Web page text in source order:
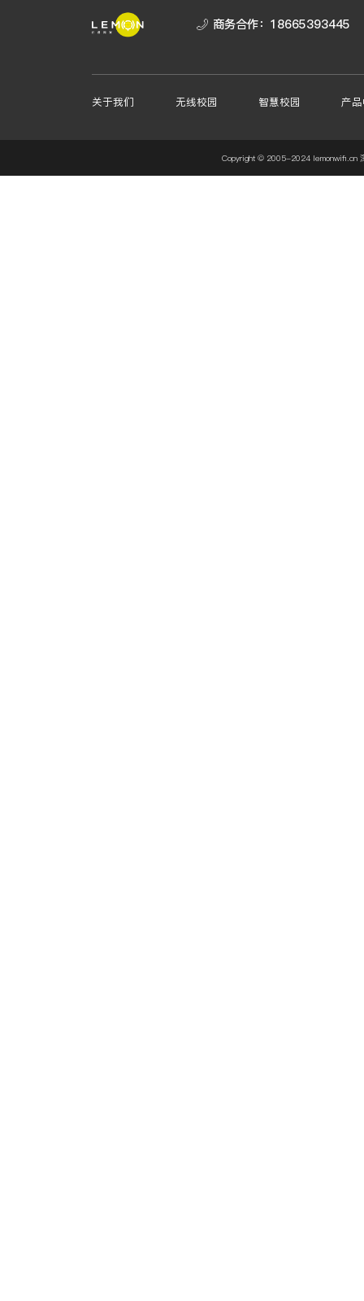
商务合作： 18665393445
关于我们 无线校园 智慧校园 产
Copyright © 2005-2024 lemonwifi.cn